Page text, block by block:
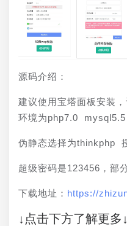
源码介绍：
建议使用宝塔面板安装
环境为php7.0 mysql5.5
伪静态选择为thinkphp
超级密码是123456，部
下载地址： https://
↓点击下方了解更多↓